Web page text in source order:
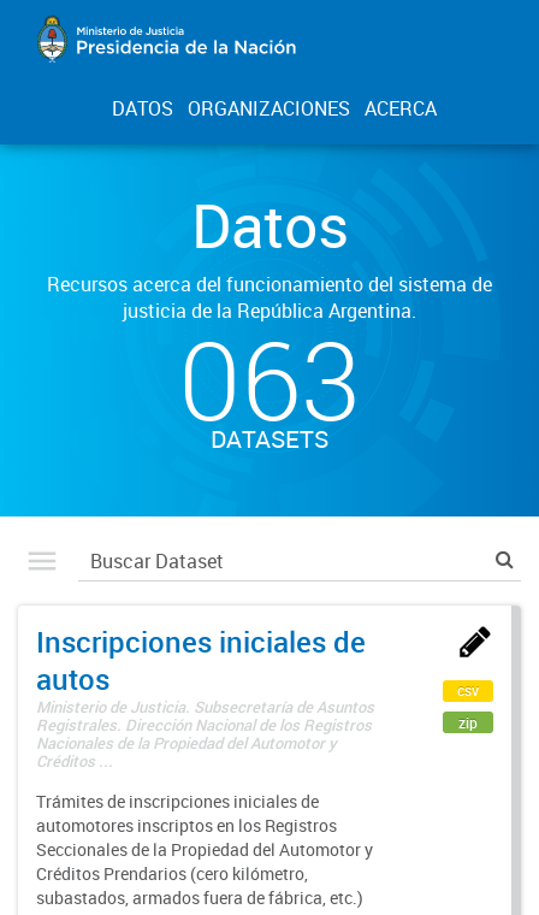
DATOS ORGANIZACIONES ACERCA
Datos
Recursos acerca del funcionamiento del sistema de
justicia de la República Argentina.
063
DATASETS
Inscripciones iniciales de
autos
Ministerio de Justicia. Subsecretaría de Asuntos
Registrales. Dirección Nacional de los Registros
Nacionales de la Propiedad del Automotor y
Créditos ...
Trámites de inscripciones iniciales de
automotores inscriptos en los Registros
Seccionales de la Propiedad del Automotor y
Créditos Prendarios (cero kilómetro,
subastados, armados fuera de fábrica, etc.)
csv
zip